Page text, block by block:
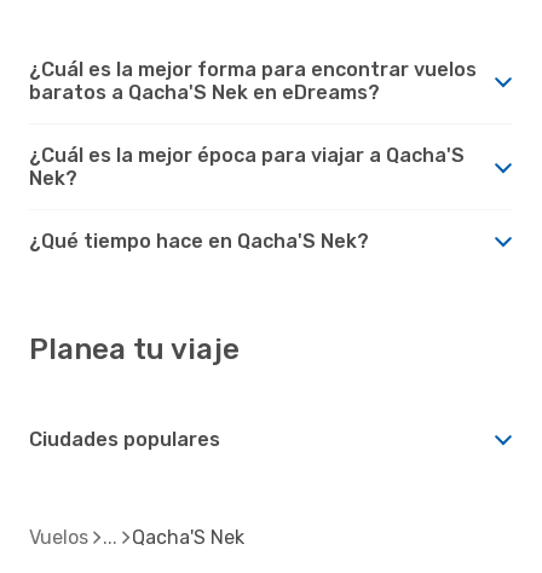
¿Cuál es la mejor forma para encontrar vuelos
baratos a Qacha'S Nek en eDreams?
¿Cuál es la mejor época para viajar a Qacha'S
Nek?
¿Qué tiempo hace en Qacha'S Nek?
Planea tu viaje
Ciudades populares
Vuelos Qacha'S Nek